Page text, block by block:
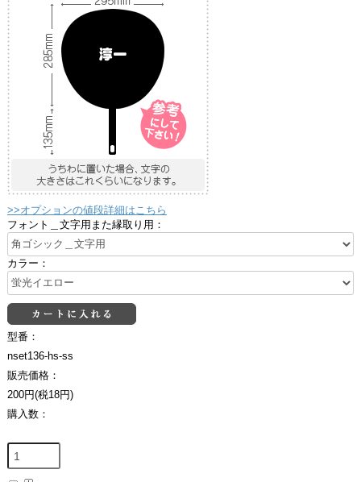
>>オプションの値段詳細はこちら
フォント＿文字用また縁取り用：
カラー：
型番：
nset136-hs-ss
販売価格：
200円(税18円)
購入数：